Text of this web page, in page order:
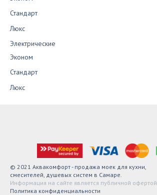
Стандарт
Люкс
Электрические
Эконом
Стандарт
Люкс
© 2021 Аквакомфорт - продажа моек для кухни,
смесителей, душевых систем в Самаре.
Информация на сайте является публичной офертой
Политика конфиденциальности